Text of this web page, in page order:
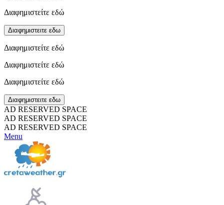
Διαφημιστείτε εδώ
Διαφημιστειτε εδω
Διαφημιστείτε εδώ
Διαφημιστείτε εδώ
Διαφημιστείτε εδώ
Διαφημιστειτε εδω
AD RESERVED SPACE
AD RESERVED SPACE
AD RESERVED SPACE
Menu